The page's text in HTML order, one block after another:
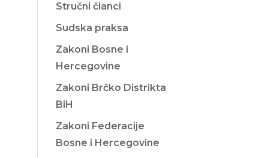
Stručni članci
Sudska praksa
Zakoni Bosne i
Hercegovine
Zakoni Brčko Distrikta
BiH
Zakoni Federacije
Bosne i Hercegovine